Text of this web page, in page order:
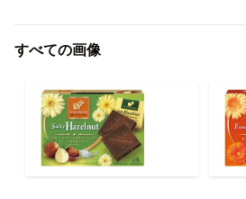
すべての画像